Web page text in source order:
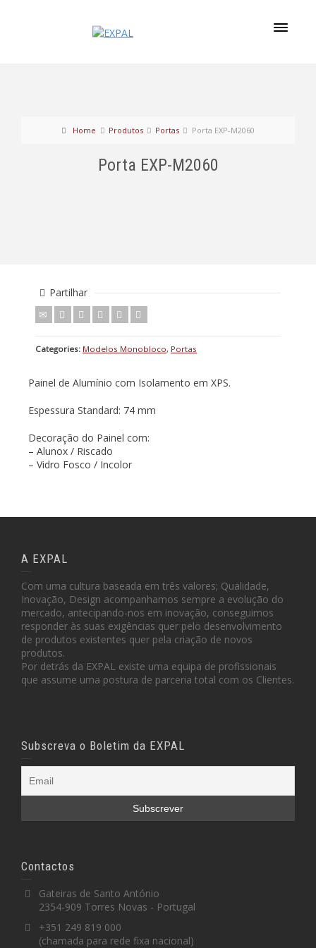
Home Produtos Portas Porta EXP-M2060
Porta EXP-M2060
Partilhar
Categories: Modelos Monobloco, Portas
Painel de Alumínio com Isolamento em XPS.
Espessura Standard: 74 mm
Decoração do Painel com:
– Alunox / Riscado
– Vidro Fosco / Incolor
A EXPAL
Com uma cultura baseada em três valores; Qualidade,
Inovação, Design acompanhamos sempre a evolução do
mercado, antecipando-nos em inovação, conseguimos
responder às suas exigências quer pelo desenvolvimento
de produtos existentes quer pela criação de novos
produtos.
Por detrás da EXPAL existe uma equipa de profissionais
que assume uma postura de parceria total com os Clientes.
Subscreva o Boletim da EXPAL
Contactos
Gateiras de Santo António
2354-909 Torres Novas - Portugal
+351 249 819 000
(chamada para rede fixa nacional)